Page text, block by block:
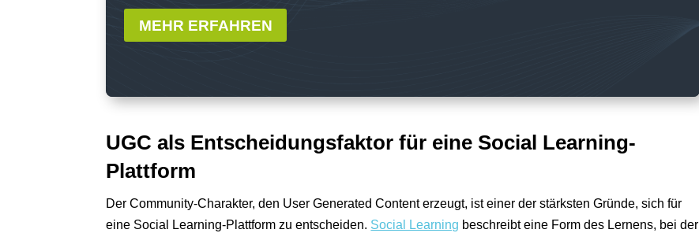
MEHR ERFAHREN
UGC als Entscheidungsfaktor für eine Social Learning-
Plattform
Der Community-Charakter, den User Generated Content erzeugt, ist einer der stärksten Gründe, sich für
eine Social Learning-Plattform zu entscheiden. Social Learning beschreibt eine Form des Lernens, bei der